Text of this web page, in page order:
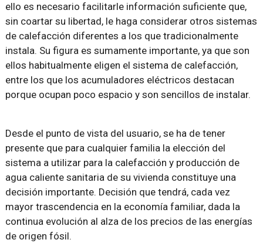
ello es necesario facilitarle información suficiente que,
sin coartar su libertad, le haga considerar otros sistemas
de calefacción diferentes a los que tradicionalmente
instala. Su figura es sumamente importante, ya que son
ellos habitualmente eligen el sistema de calefacción,
entre los que los acumuladores eléctricos destacan
porque ocupan poco espacio y son sencillos de instalar.
Desde el punto de vista del usuario, se ha de tener
presente que para cualquier familia la elección del
sistema a utilizar para la calefacción y producción de
agua caliente sanitaria de su vivienda constituye una
decisión importante. Decisión que tendrá, cada vez
mayor trascendencia en la economía familiar, dada la
continua evolución al alza de los precios de las energías
de origen fósil.